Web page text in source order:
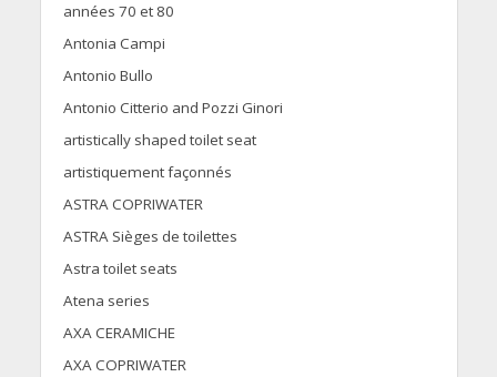
années 70 et 80
Antonia Campi
Antonio Bullo
Antonio Citterio and Pozzi Ginori
artistically shaped toilet seat
artistiquement façonnés
ASTRA COPRIWATER
ASTRA Sièges de toilettes
Astra toilet seats
Atena series
AXA CERAMICHE
AXA COPRIWATER